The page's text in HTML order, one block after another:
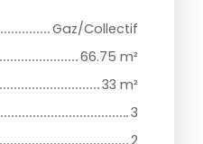
Gaz/Collectif
66.75 m²
33 m²
3